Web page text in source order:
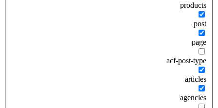
products
post
page
acf-post-type
articles
agencies